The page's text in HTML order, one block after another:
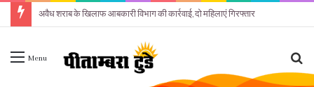
अवैध शराब के खिलाफ आबकारी विभाग की कार्रवाई, दो महिलाएं गिरफ्तार
Menu